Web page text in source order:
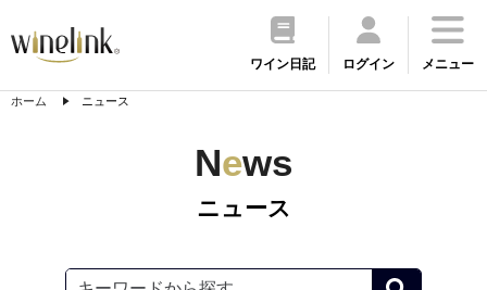
ワイン日記 ログイン メニュー
ホーム ニュース
News
ニュース